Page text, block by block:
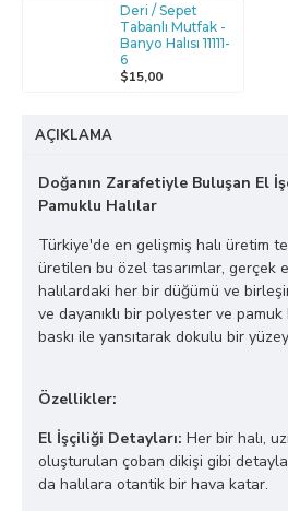
Deri / Sepet
Tabanlı Mutfak -
Banyo Halısı 11111-
6
$15,00
AÇIKLAMA
Doğanın Zarafetiyle Buluşan El
Pamuklu Halılar
Türkiye'de en gelişmiş halı üretim
üretilen bu özel tasarımlar, gerçek
halılardaki her bir düğümü ve
ve dayanıklı bir polyester ve pamuk
baskı ile yansıtarak dokulu bir
Özellikler:
El İşçiliği Detayları: Her bir halı,
oluşturulan çoban dikişi gibi
da halılara otantik bir hava katar.